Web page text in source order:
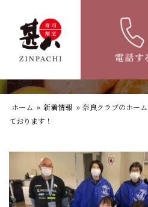
奈良クラブのホーム
でご提供して
ホーム » 新着情報 » 奈良クラブのホー
ております！